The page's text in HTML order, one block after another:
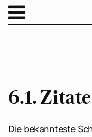
6.1. Zitate
Die bekannteste